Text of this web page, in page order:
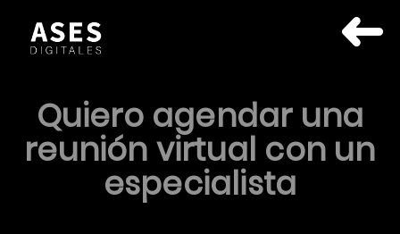
Quiero agendar una
reunión virtual con un
especialista